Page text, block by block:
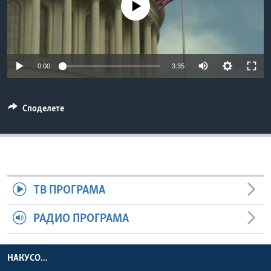
ИНТЕРВЈУАNo media source currently available
0:00 3:35
Споделете
ТВ ПРОГРАМА
РАДИО ПРОГРАМА
НАКУСО...